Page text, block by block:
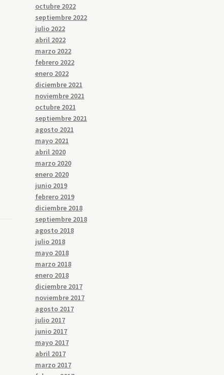
octubre 2022
septiembre 2022
julio 2022
abril 2022
marzo 2022
febrero 2022
enero 2022
diciembre 2021
noviembre 2021
octubre 2021
septiembre 2021
agosto 2021
mayo 2021
abril 2020
marzo 2020
enero 2020
junio 2019
febrero 2019
diciembre 2018
septiembre 2018
agosto 2018
julio 2018
mayo 2018
marzo 2018
enero 2018
diciembre 2017
noviembre 2017
agosto 2017
julio 2017
junio 2017
mayo 2017
abril 2017
marzo 2017